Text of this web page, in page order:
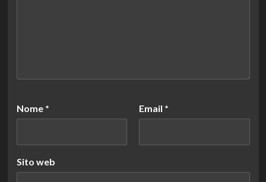
Nome * Email *
Sito web